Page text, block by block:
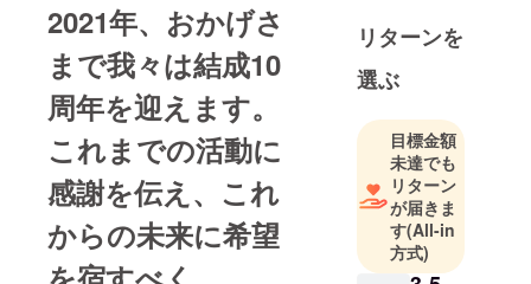
2021年、おかげさ
まで我々は結成10
周年を迎えます。
これまでの活動に
感謝を伝え、これ
からの未来に希望
成。
2015年
SUMMER
SONIC出
演。
2017年、自
身が地元柏
で4年連続開
催してきた
サーキット
リターンを
選ぶ
目標金額
未達でも
リターン
が届きま
す(All-in
方式)